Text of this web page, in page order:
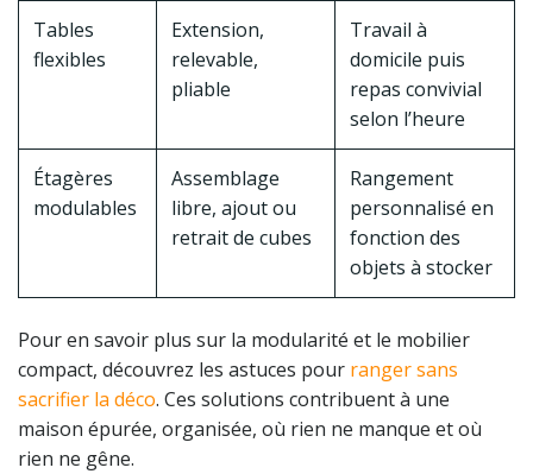
Tables
flexibles
Extension,
relevable,
pliable
Travail à
domicile puis
repas convivial
selon l’heure
Étagères
modulables
Assemblage
libre, ajout ou
retrait de cubes
Rangement
personnalisé en
fonction des
objets à stocker
Pour en savoir plus sur la modularité et le mobilier
compact, découvrez les astuces pour ranger sans
sacrifier la déco. Ces solutions contribuent à une
maison épurée, organisée, où rien ne manque et où
rien ne gêne.